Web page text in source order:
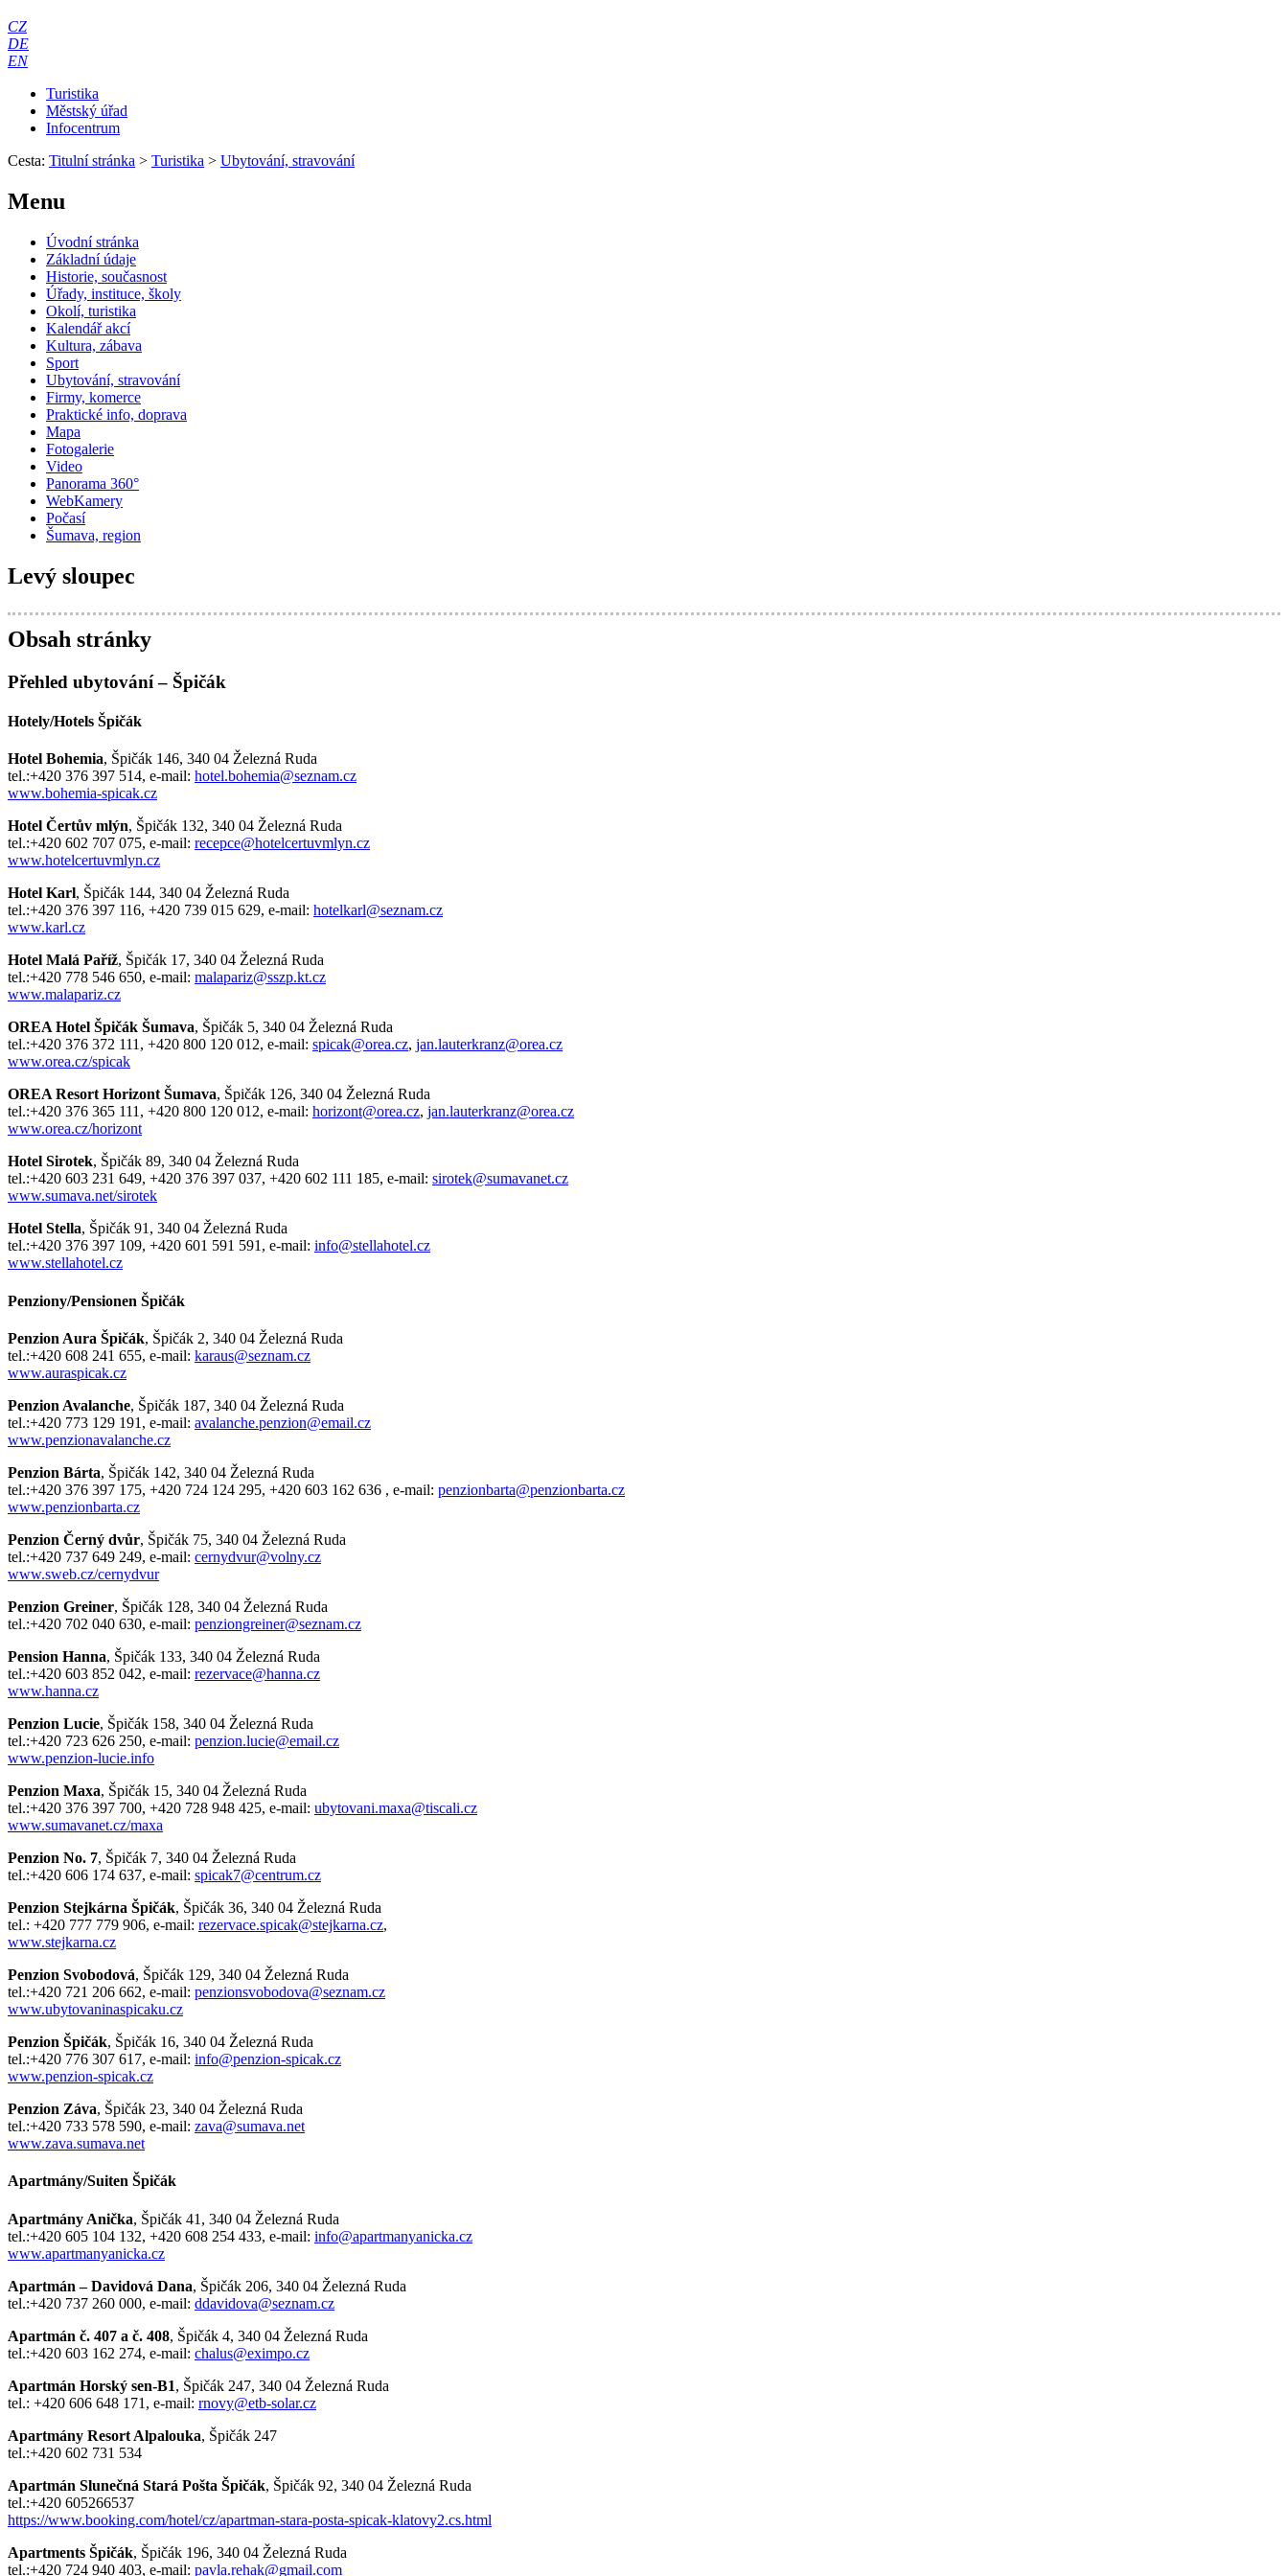
CZ
DE
EN
Turistika
Městský úřad
Infocentrum
Cesta: Titulní stránka > Turistika > Ubytování, stravování
Menu
Úvodní stránka
Základní údaje
Historie, současnost
Úřady, instituce, školy
Okolí, turistika
Kalendář akcí
Kultura, zábava
Sport
Ubytování, stravování
Firmy, komerce
Praktické info, doprava
Mapa
Fotogalerie
Video
Panorama 360°
WebKamery
Počasí
Šumava, region
Levý sloupec
Obsah stránky
Přehled ubytování – Špičák
Hotely/Hotels Špičák
Hotel Bohemia, Špičák 146, 340 04 Železná Ruda
tel.:+420 376 397 514, e-mail: hotel.bohemia@seznam.cz
www.bohemia-spicak.cz
Hotel Čertův mlýn, Špičák 132, 340 04 Železná Ruda
tel.:+420 602 707 075, e-mail: recepce@hotelcertuvmlyn.cz
www.hotelcertuvmlyn.cz
Hotel Karl, Špičák 144, 340 04 Železná Ruda
tel.:+420 376 397 116, +420 739 015 629, e-mail: hotelkarl@seznam.cz
www.karl.cz
Hotel Malá Paříž, Špičák 17, 340 04 Železná Ruda
tel.:+420 778 546 650, e-mail: malapariz@sszp.kt.cz
www.malapariz.cz
OREA Hotel Špičák Šumava, Špičák 5, 340 04 Železná Ruda
tel.:+420 376 372 111, +420 800 120 012, e-mail: spicak@orea.cz, jan.lauterkranz@orea.cz
www.orea.cz/spicak
OREA Resort Horizont Šumava, Špičák 126, 340 04 Železná Ruda
tel.:+420 376 365 111, +420 800 120 012, e-mail: horizont@orea.cz, jan.lauterkranz@orea.cz
www.orea.cz/horizont
Hotel Sirotek, Špičák 89, 340 04 Železná Ruda
tel.:+420 603 231 649, +420 376 397 037, +420 602 111 185, e-mail: sirotek@sumavanet.cz
www.sumava.net/sirotek
Hotel Stella, Špičák 91, 340 04 Železná Ruda
tel.:+420 376 397 109, +420 601 591 591, e-mail: info@stellahotel.cz
www.stellahotel.cz
Penziony/Pensionen Špičák
Penzion Aura Špičák, Špičák 2, 340 04 Železná Ruda
tel.:+420 608 241 655, e-mail: karaus@seznam.cz
www.auraspicak.cz
Penzion Avalanche, Špičák 187, 340 04 Železná Ruda
tel.:+420 773 129 191, e-mail: avalanche.penzion@email.cz
www.penzionavalanche.cz
Penzion Bárta, Špičák 142, 340 04 Železná Ruda
tel.:+420 376 397 175, +420 724 124 295, +420 603 162 636 , e-mail: penzionbarta@penzionbarta.cz
www.penzionbarta.cz
Penzion Černý dvůr, Špičák 75, 340 04 Železná Ruda
tel.:+420 737 649 249, e-mail: cernydvur@volny.cz
www.sweb.cz/cernydvur
Penzion Greiner, Špičák 128, 340 04 Železná Ruda
tel.:+420 702 040 630, e-mail: penziongreiner@seznam.cz
Pension Hanna, Špičák 133, 340 04 Železná Ruda
tel.:+420 603 852 042, e-mail: rezervace@hanna.cz
www.hanna.cz
Penzion Lucie, Špičák 158, 340 04 Železná Ruda
tel.:+420 723 626 250, e-mail: penzion.lucie@email.cz
www.penzion-lucie.info
Penzion Maxa, Špičák 15, 340 04 Železná Ruda
tel.:+420 376 397 700, +420 728 948 425, e-mail: ubytovani.maxa@tiscali.cz
www.sumavanet.cz/maxa
Penzion No. 7, Špičák 7, 340 04 Železná Ruda
tel.:+420 606 174 637, e-mail: spicak7@centrum.cz
Penzion Stejkárna Špičák, Špičák 36, 340 04 Železná Ruda
tel.: +420 777 779 906, e-mail: rezervace.spicak@stejkarna.cz,
www.stejkarna.cz
Penzion Svobodová, Špičák 129, 340 04 Železná Ruda
tel.:+420 721 206 662, e-mail: penzionsvobodova@seznam.cz
www.ubytovaninaspicaku.cz
Penzion Špičák, Špičák 16, 340 04 Železná Ruda
tel.:+420 776 307 617, e-mail: info@penzion-spicak.cz
www.penzion-spicak.cz
Penzion Záva, Špičák 23, 340 04 Železná Ruda
tel.:+420 733 578 590, e-mail: zava@sumava.net
www.zava.sumava.net
Apartmány/Suiten Špičák
Apartmány Anička, Špičák 41, 340 04 Železná Ruda
tel.:+420 605 104 132, +420 608 254 433, e-mail: info@apartmanyanicka.cz
www.apartmanyanicka.cz
Apartmán – Davidová Dana, Špičák 206, 340 04 Železná Ruda
tel.:+420 737 260 000, e-mail: ddavidova@seznam.cz
Apartmán č. 407 a č. 408, Špičák 4, 340 04 Železná Ruda
tel.:+420 603 162 274, e-mail: chalus@eximpo.cz
Apartmán Horský sen-B1, Špičák 247, 340 04 Železná Ruda
tel.: +420 606 648 171, e-mail: rnovy@etb-solar.cz
Apartmány Resort Alpalouka, Špičák 247
tel.:+420 602 731 534
Apartmán Slunečná Stará Pošta Špičák, Špičák 92, 340 04 Železná Ruda
tel.:+420 605266537
https://www.booking.com/hotel/cz/apartman-stara-posta-spicak-klatovy2.cs.html
Apartments Špičák, Špičák 196, 340 04 Železná Ruda
tel.:+420 724 940 403, e-mail: pavla.rehak@gmail.com